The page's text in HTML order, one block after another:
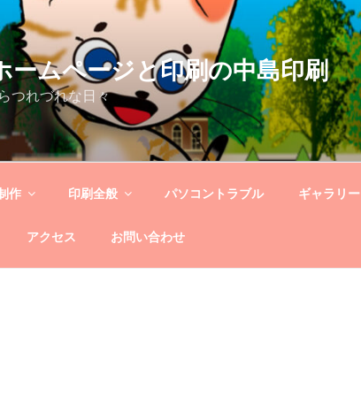
ムページと印刷の中島印刷
つれづれな日々
作 印刷全般 パソコントラブル ギャラリー
アクセス お問い合わせ